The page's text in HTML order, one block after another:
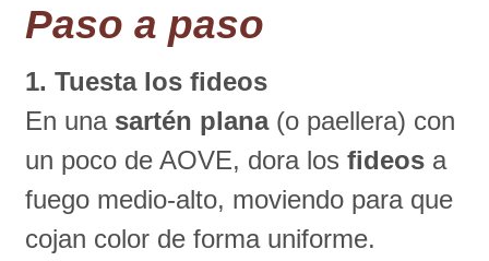
Paso a paso
1. Tuesta los fideos
En una sartén plana(o paellera) con
un poco de AOVE, dora losfideos a
fuego medio-alto, moviendo para que
cojan color de forma uniforme.